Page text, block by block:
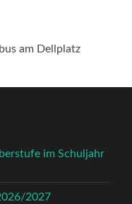
am Dellplatz
im Schuljahr
2027